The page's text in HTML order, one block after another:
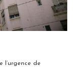
l’urgence de